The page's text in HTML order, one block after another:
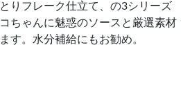
りフレーク仕立て、の3シリーズ
ちゃんに魅惑のソースと厳選素材
す。水分補給にもお勧め。